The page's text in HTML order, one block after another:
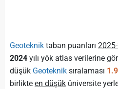
Geoteknik taban puanları
2024 yılı yök atlas verilerine
düşük Geoteknik sıralaması
birlikte en düşük üniversite